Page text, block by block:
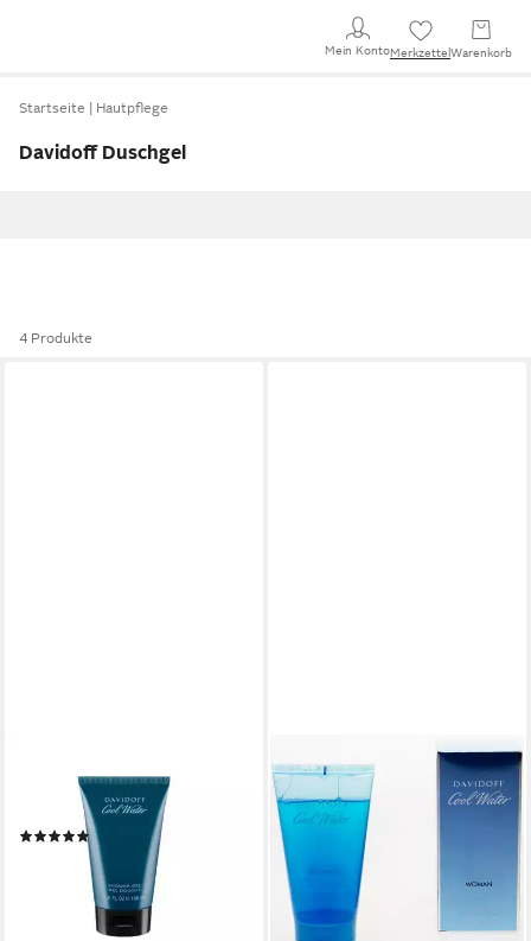
Mein KontoMerkzettel Warenkorb
Startseite Hautpflege
Davidoff Duschgel
4 Produkte
Duschgel Cool Water, 1-tlg.,
150 ml Duschgel
(8)
ab 15,50 €
22,99 €
(10,33 €/ 100 ml)
lieferbar - in 5-6 Werktagen bei dir